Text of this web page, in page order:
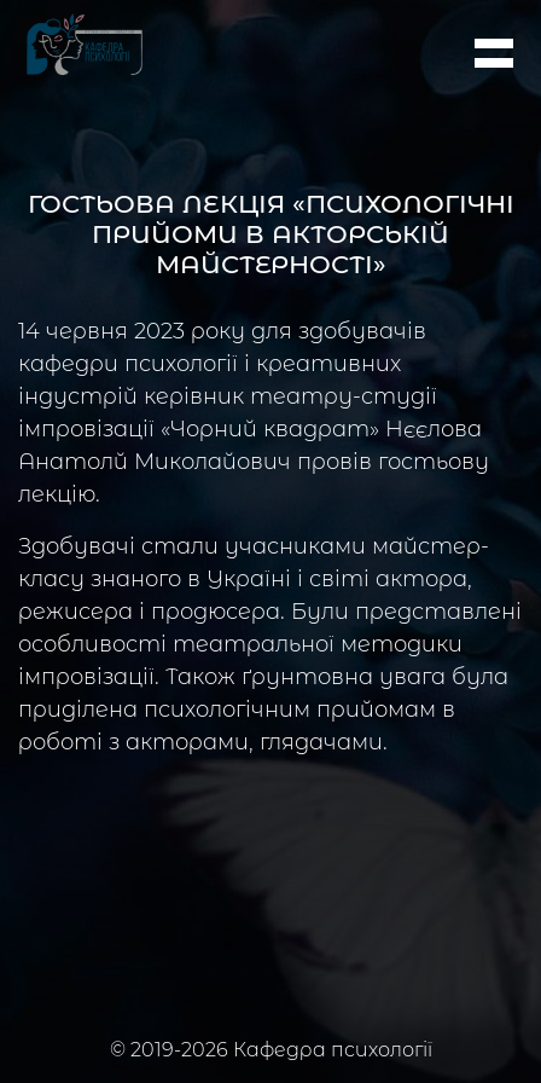
ГОСТЬОВА ЛЕКЦІЯ «ПСИХОЛОГІЧНІ
ПРИЙОМИ В АКТОРСЬКІЙ
МАЙСТЕРНОСТІ»
14 червня 2023 року для здобувачів
кафедри психології і креативних
індустрій керівник театру-студії
імпровізації «Чорний квадрат» Нєєлова
Анатолй Миколайович провів гостьову
лекцію.
Здобувачі стали учасниками майстер-
класу знаного в Україні і світі актора,
режисера і продюсера. Були представлені
особливості театральної методики
імпровізації. Також ґрунтовна увага була
приділена психологічним прийомам в
роботі з акторами, глядачами.
© 2019-2026 Кафедра психології